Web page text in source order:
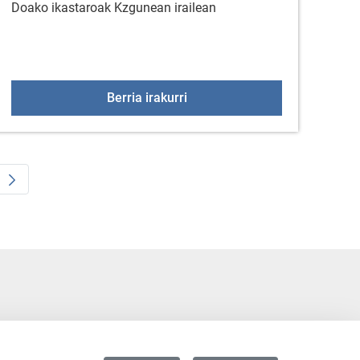
ARGAZKI LEHIAKETA
Doako ikastaroak Kzgunean irailean
Berria irakurriKzGuneko bi ikastaro irailean
Pages Use TAB to navigate.